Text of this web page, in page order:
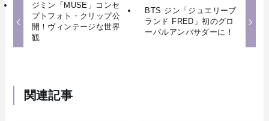
ジミン「MUSE」コンセ
プトフォト・クリップ公
開！ヴィンテージな世界
観
BTS ジン「ジュエリーブ
ランド FRED」初のグロ
ーバルアンバサダーに！
関連記事